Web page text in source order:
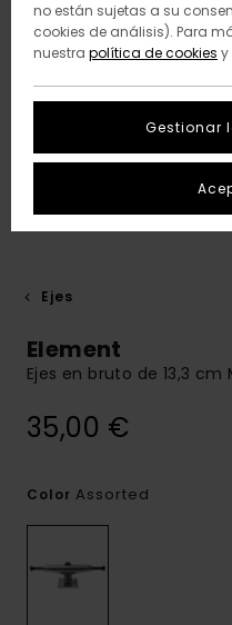
Ejes
Element
Ejes en bruto de 13,3 cm
35,00 €
Color Assorted
no están sujetas a su
cookies de análisis). Para
nuestra política de cookies y
Gestionar